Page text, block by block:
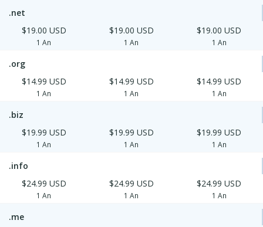
.net
$19.00 USD
1 An
$19.00 USD
1 An
$19.00 USD
1 An
.org
$14.99 USD
1 An
$14.99 USD
1 An
$14.99 USD
1 An
.biz
$19.99 USD
1 An
$19.99 USD
1 An
$19.99 USD
1 An
.info
$24.99 USD
1 An
$24.99 USD
1 An
$24.99 USD
1 An
.me